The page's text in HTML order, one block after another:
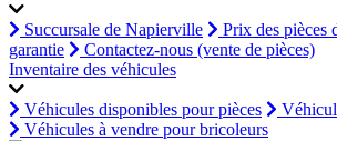
Succursale de Napierville
Prix des pièces
garantie
Contactez-nous (vente de pièces)
Inventaire des véhicules
Véhicules disponibles pour pièces
Véhicules à vendre pour bricoleurs